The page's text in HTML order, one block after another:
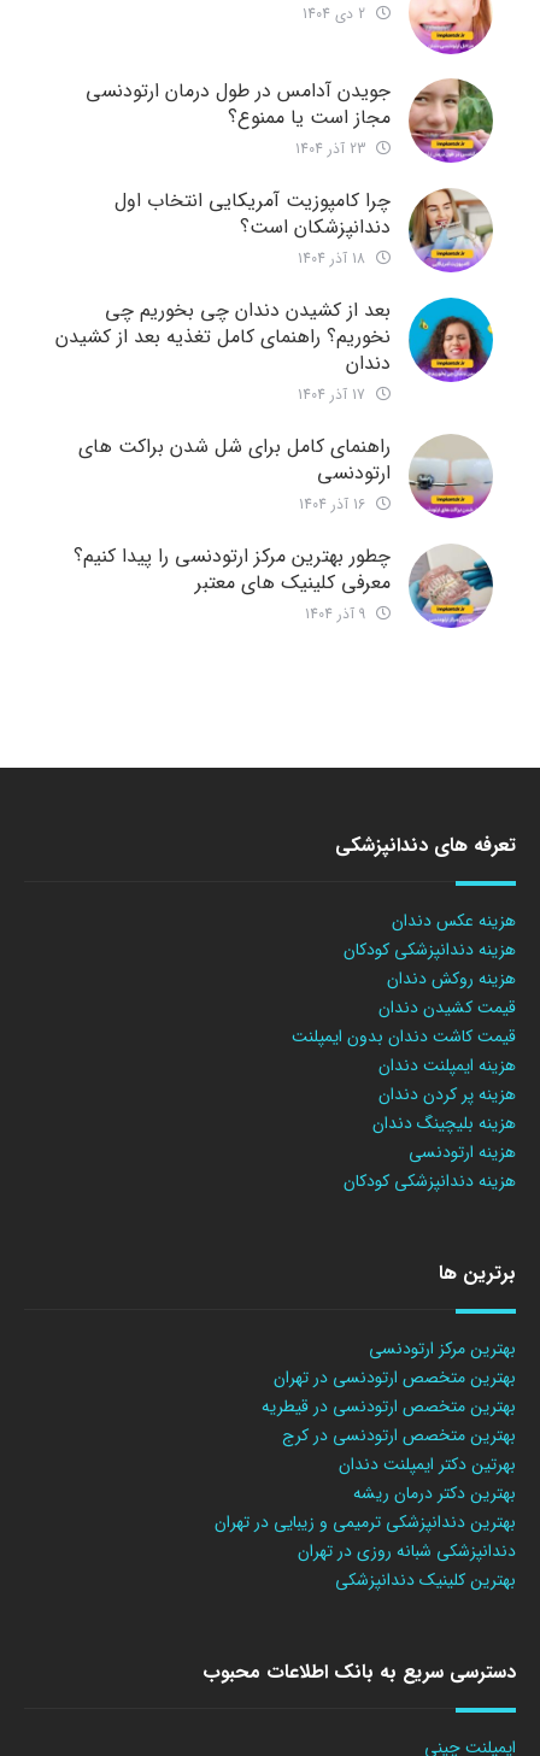
جویدن آدامس در طول درمان ارتودنسی
مجاز است یا ممنوع؟
چرا کامپوزیت آمریکایی انتخاب اول
دندانپزشکان است؟
بعد از کشیدن دندان چی بخوریم چی
نخوریم؟ راهنمای کامل تغذیه بعد از کشیدن
دندان
راهنمای کامل برای شل شدن براکت های
ارتودنسی
چطور بهترین مرکز ارتودنسی را پیدا کنیم؟
معرفی کلینیک های معتبر
تعرفه های دندانپزشکی
هزینه عکس دندان
هزینه دندانپزشکی کودکان
هزینه روکش دندان
قیمت کشیدن دندان
قیمت کاشت دندان بدون ایمپلنت
هزینه ایمپلنت دندان
هزینه پر کردن دندان
هزینه بلیچینگ دندان
هزینه ارتودنسی
هزینه دندانپزشکی کودکان
برترین ها
بهترین مرکز ارتودنسی
بهترین متخصص ارتودنسی در تهران
بهترین متخصص ارتودنسی در قیطریه
بهترین متخصص ارتودنسی در کرج
بهرتین دکتر ایمپلنت دندان
بهترین دکتر درمان ریشه
بهترین دندانپزشکی ترمیمی و زیبایی در تهران
دندانپزشکی شبانه روزی در تهران
بهترین کلینیک دندانپزشکی
دسترسی سریع به بانک اطلاعات محبوب
ایمپلنت چینی